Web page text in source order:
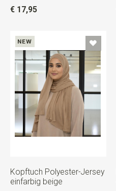
€ 17,95
NEW
Kopftuch Polyester-Jersey
einfarbig beige